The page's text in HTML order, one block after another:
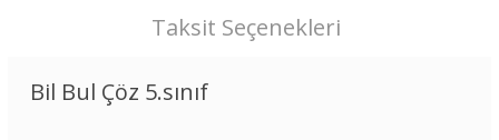
Taksit Seçenekleri
Bil Bul Çöz 5.sınıf